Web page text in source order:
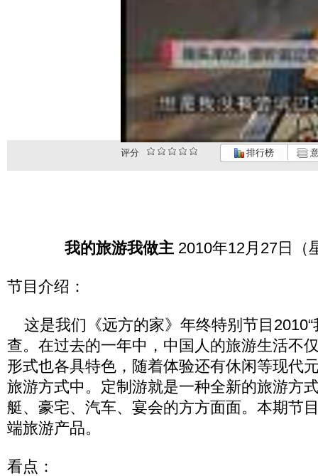
评分 排行榜
我的旅游我做主2010年12月27日（
节目介绍：
这是我们《远方的家》年终特别节目2010“
查。在过去的一年中，中国人的旅游生活不
形式也各具特色，随着体验还有休闲等现代
旅游方式中。定制游就是一种全新的旅游方
艇、豪宅、汽车、宴会的方方面面。本期节
端旅游产品。
看点：